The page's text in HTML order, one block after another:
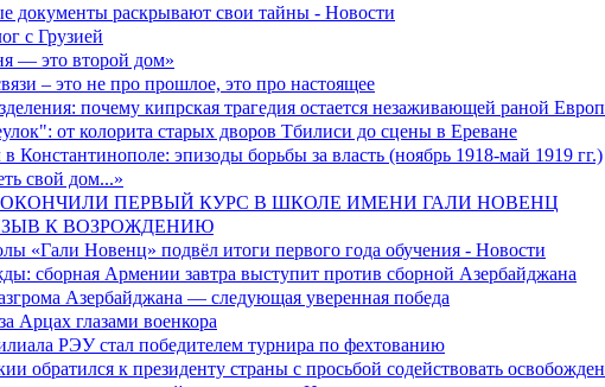
документы раскрывают свои тайны - Новости
с Грузией
— это второй дом»
– это не про прошлое, это про настоящее
почему кипрская трагедия остается незаживающей раной
от колорита старых дворов Тбилиси до сцены в Ереване
Константинополе: эпизоды борьбы за власть (ноябрь 1918-май 1919 гг.)
свой дом...»
ПЕРВЫЙ КУРС В ШКОЛЕ ИМЕНИ ГАЛИ НОВЕНЦ
К ВОЗРОЖДЕНИЮ
«Гали Новенц» подвёл итоги первого года обучения - Новости
сборная Армении завтра выступит против сборной Азербайджана
Азербайджана — следующая уверенная победа
Арцах глазами военкора
РЭУ стал победителем турнира по фехтованию
обратился к президенту страны с просьбой содействовать